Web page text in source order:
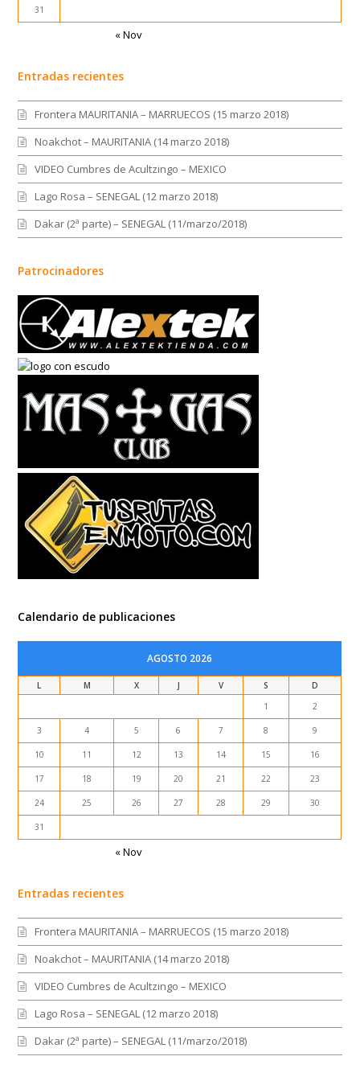
31
« Nov
Entradas recientes
Frontera MAURITANIA – MARRUECOS (15 marzo 2018)
Noakchot – MAURITANIA (14 marzo 2018)
VIDEO Cumbres de Acultzingo – MEXICO
Lago Rosa – SENEGAL (12 marzo 2018)
Dakar (2ª parte) – SENEGAL (11/marzo/2018)
Patrocinadores
Calendario de publicaciones
AGOSTO 2026
L M X J V S
D
1
2
3 4 5 6 7 8 9
10 11 12 13 14 15 16
17 18 19 20 21 22 23
24 25 26 27 28 29 30
31
« Nov
Entradas recientes
Frontera MAURITANIA – MARRUECOS (15 marzo 2018)
Noakchot – MAURITANIA (14 marzo 2018)
VIDEO Cumbres de Acultzingo – MEXICO
Lago Rosa – SENEGAL (12 marzo 2018)
Dakar (2ª parte) – SENEGAL (11/marzo/2018)